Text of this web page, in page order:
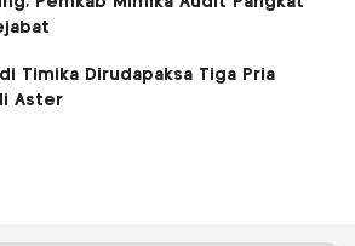
di Timika Dirudapaksa Tiga Pria
Aster